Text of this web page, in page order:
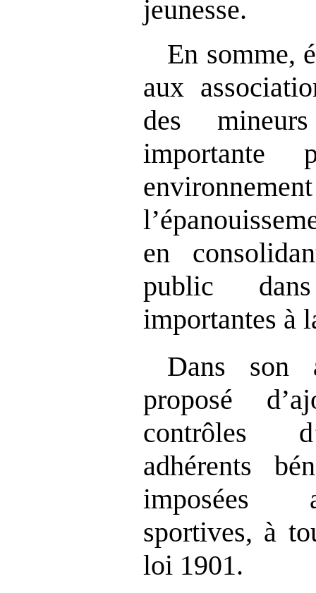
jeunesse.
En somme,
aux
des
importante
en
public
importantes à
Dans son
proposé
contrôles
adhérents
imposées
sportives, à
loi 1901.